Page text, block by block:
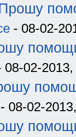
- 08-02-
08-02-
- 08-02-